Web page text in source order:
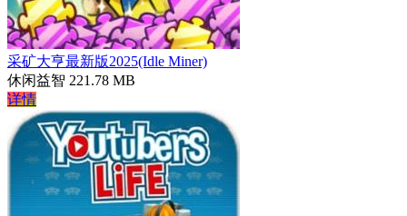
采矿大亨最新版2025(Idle Miner)
休闲益智 221.78 MB
详情